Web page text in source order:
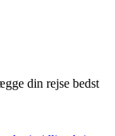
din rejse bedst